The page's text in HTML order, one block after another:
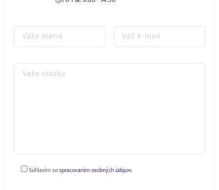
Súhlasím sospracovaním osobných údajov.